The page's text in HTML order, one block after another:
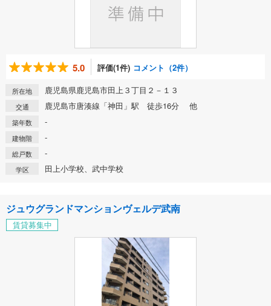
5.0 評価(1件) コメント（2件）
所在地 鹿児島県鹿児島市田上３丁目２－１３
交通 鹿児島市唐湊線「神田」駅 徒歩16分 他
築年数 -
建物階 -
総戸数 -
学区 田上小学校、武中学校
ジュウグランドマンションヴェルデ武南
賃貸募集中